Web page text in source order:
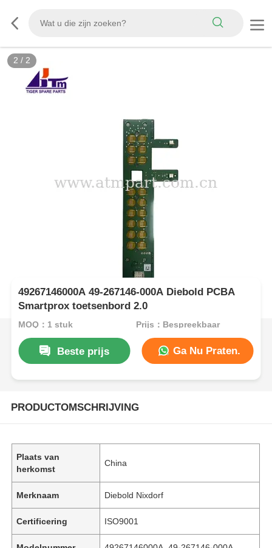
2 / 2
49267146000A 49-267146-000A Diebold PCBA
Smartprox toetsenbord 2.0
MOQ：1 stuk Prijs：Bespreekbaar
Beste prijs Ga Nu Praten.
PRODUCTOMSCHRIJVING
Plaats van
herkomst
China
Merknaam Diebold Nixdorf
Certificering ISO9001